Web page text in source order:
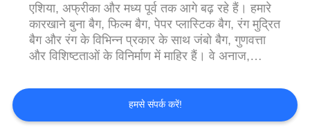
एशिया, अफ्रीका और मध्य पूर्व तक आगे बढ़ रहे हैं। हमारे
कारखाने बुना बैग, फिल्म बैग, पेपर प्लास्टिक बैग, रंग मुद्रित
बैग और रंग के विभिन्न प्रकार के साथ जंबो बैग, गुणवत्ता
और विशिष्टताओं के विनिर्माण में माहिर हैं। वे अनाज,
हमसे संपर्क करें!